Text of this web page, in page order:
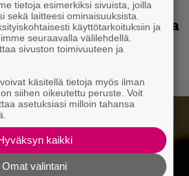
näyttelijät
nopeasti erikoisella
on 7,6
tietoja esimerkiksi sivuista, joilla
sekä laitteesi ominaisuuksista.
käyttötarkoituksiin ja
seuraavalla välilehdellä.
sivuston toimivuuteen ja
käsitellä tietoja myös ilman
siihen oikeutettu peruste. Voit
asetuksiasi milloin tahansa
kaikki
Omat valintani